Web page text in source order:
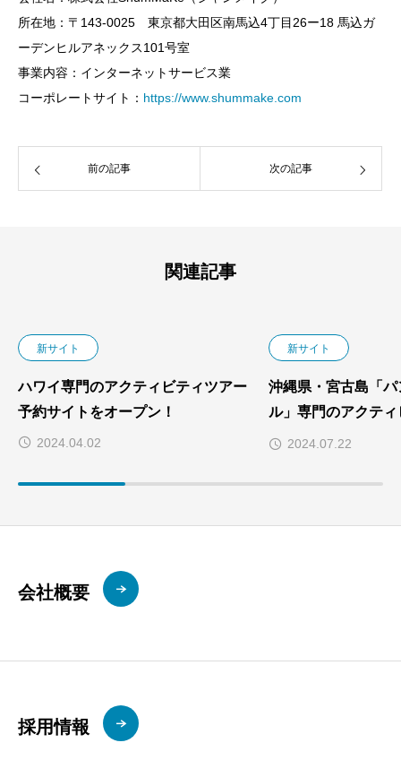
所在地：〒143-0025 東京都大田区南馬込4丁目26ー18 馬込ガ
ーデンヒルアネックス101号室
事業内容：インターネットサービス業
コーポレートサイト： https://www.shummake.com
前の記事 次の記事
関連記事
新サイト
ハワイ専門のアクティビティツアー
予約サイトをオープン！
2024.04.02
新サイト
沖縄県・宮古島「
ル」専門のアクテ
約サイトをオープン
2024.07.22
会社概要
採用情報